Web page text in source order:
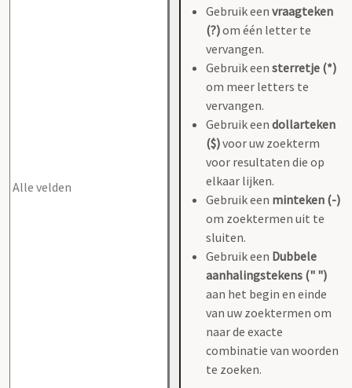
Gebruik een vraagteken
(?)om één letter te
vervangen.
Gebruik een sterretje (*)
om meer letters te
vervangen.
Gebruik een dollarteken
($)voor uw zoekterm
voor resultaten die op
elkaar lijken.
Gebruik een minteken (-)
om zoektermen uit te
sluiten.
Gebruik een Dubbele
aanhalingstekens (" ")
aan het begin en einde
van uw zoektermen om
naar de exacte
combinatie van woorden
te zoeken.